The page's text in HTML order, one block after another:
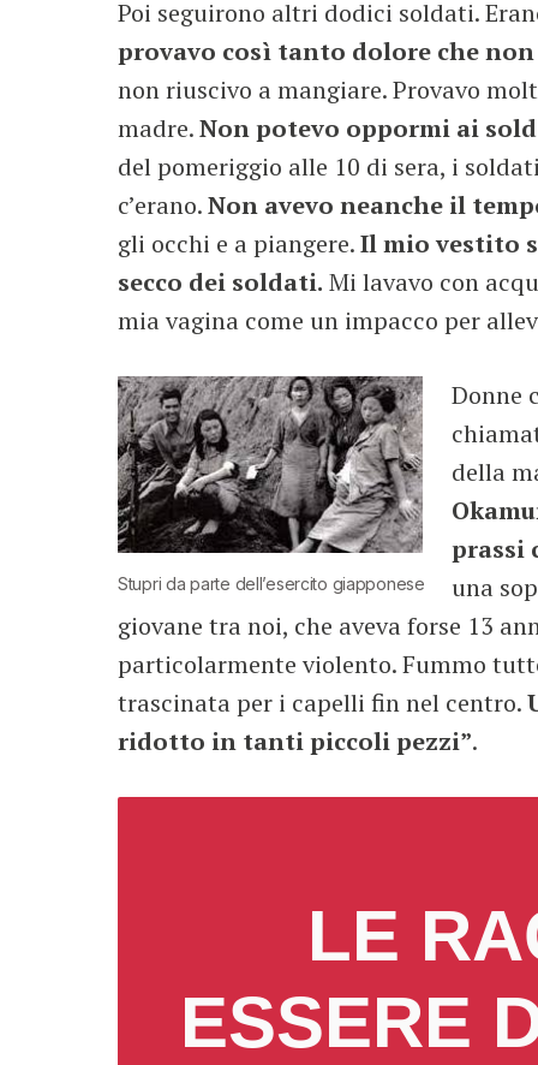
Poi seguirono altri dodici soldati.
provavo così tanto dolore che
non riuscivo a mangiare. Provavo
madre.Non potevo oppormi ai
del pomeriggio alle 10 di sera, i
c’erano.Non avevo neanche il
gli occhi e a piangere.Il mio vestito
secco dei soldati. Mi lavavo con
mia vagina come un impacco per
Stupri da parte dell’esercito giapponese
Donne
della
prassi
una
giovane tra noi, che aveva forse 13
particolarmente violento. Fummo
trascinata per i capelli fin nel centro.
ridotto in tanti piccoli pezzi”.
LE
ESSERE